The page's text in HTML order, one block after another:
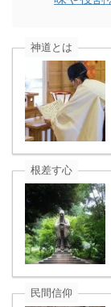
神道とは
根差す心
民間信仰